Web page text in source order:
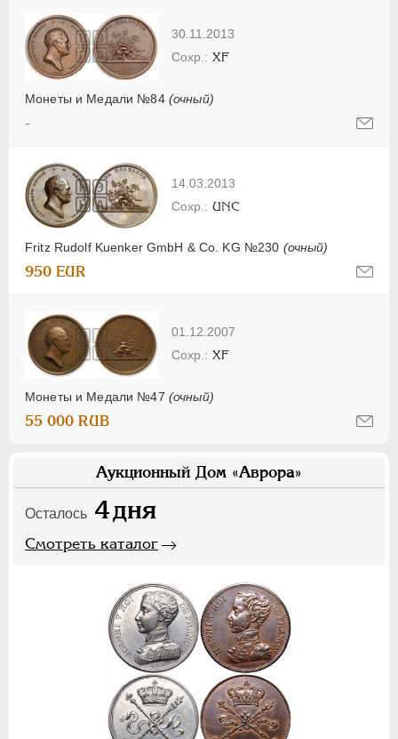
30.11.2013
Монеты и Медали №84 (очный)
XF
-
14.03.2013
Fritz Rudolf Kuenker GmbH & Co. KG №230 (очный)
UNC
950 EUR
01.12.2007
Монеты и Медали №47 (очный)
XF
55 000 RUB
Аукционный Дом «Аврора»
Осталось 4дня
Смотреть каталог